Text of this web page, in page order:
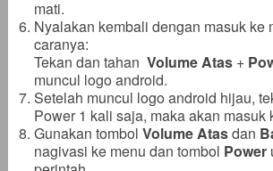
mati.
Nyalakan kembali dengan masuk ke
caranya:
Tekan dan tahan Volume Atas+
muncul logo android.
Setelah muncul logo android hijau,
Power 1 kali saja, maka akan masuk
Gunakan tombol Volume Atasdan
nagivasi ke menu dan tombol Power